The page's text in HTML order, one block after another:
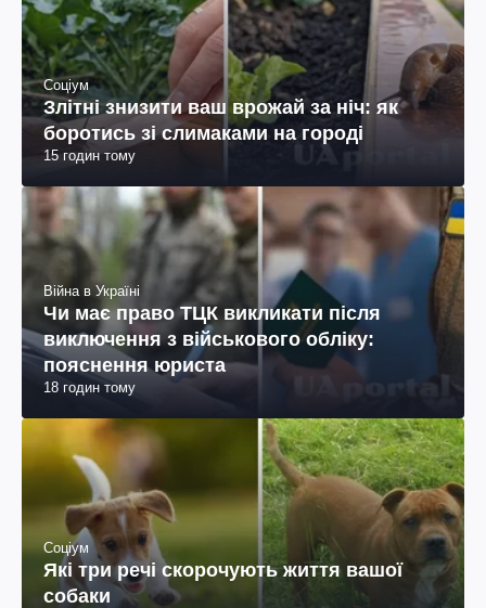
Соціум
Злітні знизити ваш врожай за ніч: як
боротись зі слимаками на городі
15 годин тому
Війна в Україні
Чи має право ТЦК викликати після
виключення з військового обліку:
пояснення юриста
18 годин тому
Соціум
Які три речі скорочують життя вашої
собаки